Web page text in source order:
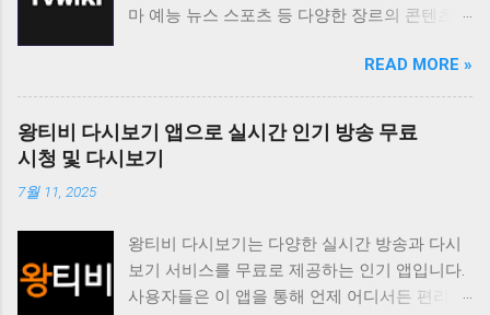
마 예능 뉴스 스포츠 등 다양한 장르의 콘텐츠를
적인 인터페이스를 통해 편리한 시청 환경을 제
공합니다. 티비위키는 바쁜 일상 속에서 놓친 프
로그램을 다시 보고 싶거나 실시간으로 즐겨보
고 싶은 채널을 시청하고 싶은 사용자에게 유용
한 앱입니다. 다양한 콘텐츠를 무료로 제공하며
원하는 콘텐츠를 쉽게 찾고 시청할 수 있도록 다
양한 기능을 제공합니다. 실시간 TV 시청 기능
은 사용자가 현재 방송 중인 채널을 바로 시청할
READ MORE »
왕티비 다시보기 앱으로 실시간 인기 방송 무료
시청 및 다시보기
7월 11, 2025
왕티비 다시보기는 다양한 실시간 방송과 다시
보기 서비스를 무료로 제공하는 인기 앱입니다.
사용자들은 이 앱을 통해 언제 어디서든 편리하